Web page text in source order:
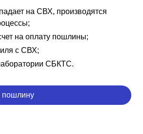
на СВХ, производятся
на оплату пошлины;
с СВХ;
СБКТС.
пошлину